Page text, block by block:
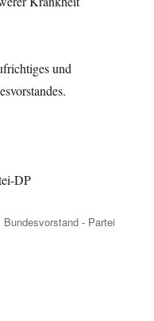
und
DP
Kategorien
Bundesvorstand - Partei